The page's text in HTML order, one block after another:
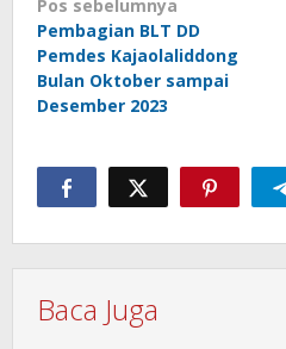
Navigasi
pos
Pos sebelumnya
Pembagian BLT DD
Pemdes Kajaolaliddong
Bulan Oktober sampai
Desember 2023
Baca Juga